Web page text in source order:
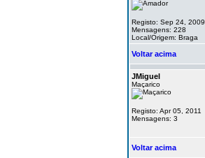
Registo: Sep 24, 2009
Mensagens: 228
Local/Origem: Braga
Voltar acima
JMiguel
Maçarico
Registo: Apr 05, 2011
Mensagens: 3
Voltar acima